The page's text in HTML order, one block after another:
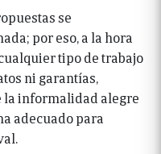
se
por eso, a la hora
tipo de trabajo
ni garantías,
la informalidad alegre
adecuado para